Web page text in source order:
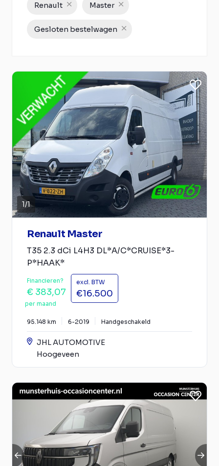
Renault Master
Gesloten bestelwagen
1/1
Renault Master
T35 2.3 dCi L4H3 DL*A/C*CRUISE*3-
P*HAAK*
Financieren?
€ 383,07
per maand
excl. BTW
€16.500
95.148 km 6-2019 Handgeschakeld
JHL AUTOMOTIVE
Hoogeveen